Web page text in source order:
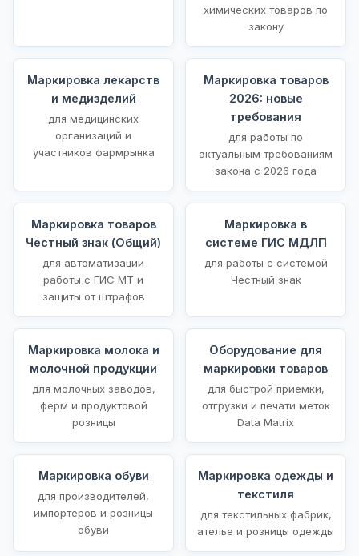
химических товаров по
закону
Маркировка лекарств
и медизделий
для медицинских
организаций и
участников фармрынка
Маркировка товаров
2026: новые
требования
для работы по
актуальным требованиям
закона с 2026 года
Маркировка товаров
Честный знак (Общий)
для автоматизации
работы с ГИС МТ и
защиты от штрафов
Маркировка в
системе ГИС МДЛП
для работы с системой
Честный знак
Маркировка молока и
молочной продукции
для молочных заводов,
ферм и продуктовой
розницы
Оборудование для
маркировки товаров
для быстрой приемки,
отгрузки и печати меток
Data Matrix
Маркировка обуви
для производителей,
импортеров и розницы
обуви
Маркировка одежды и
текстиля
для текстильных фабрик,
ателье и розницы одежды